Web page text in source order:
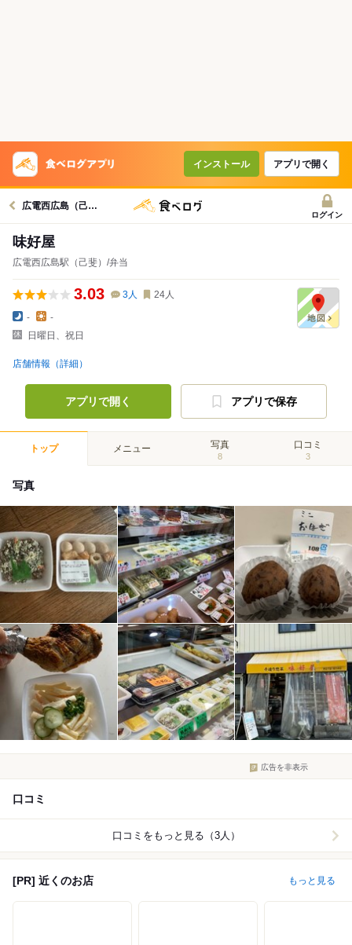
インストール アプリで開く
広電西広島（己斐）駅グルメへ
ログイン
味好屋
広電西広島駅（己斐）/弁当
3.03 3人 24人
-
-
日曜日、祝日
店舗情報（詳細）
アプリで開く アプリで保存
トップ メニュー 写真
8
口コミ
3
写真
広告を非表示
口コミ
口コミをもっと見る（3人）
[PR] 近くのお店 もっと見る